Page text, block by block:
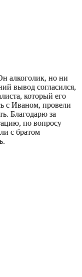
алкоголик, но ни
вывод согласился,
который его
с Иваном, провели
Благодарю за
по вопросу
с братом